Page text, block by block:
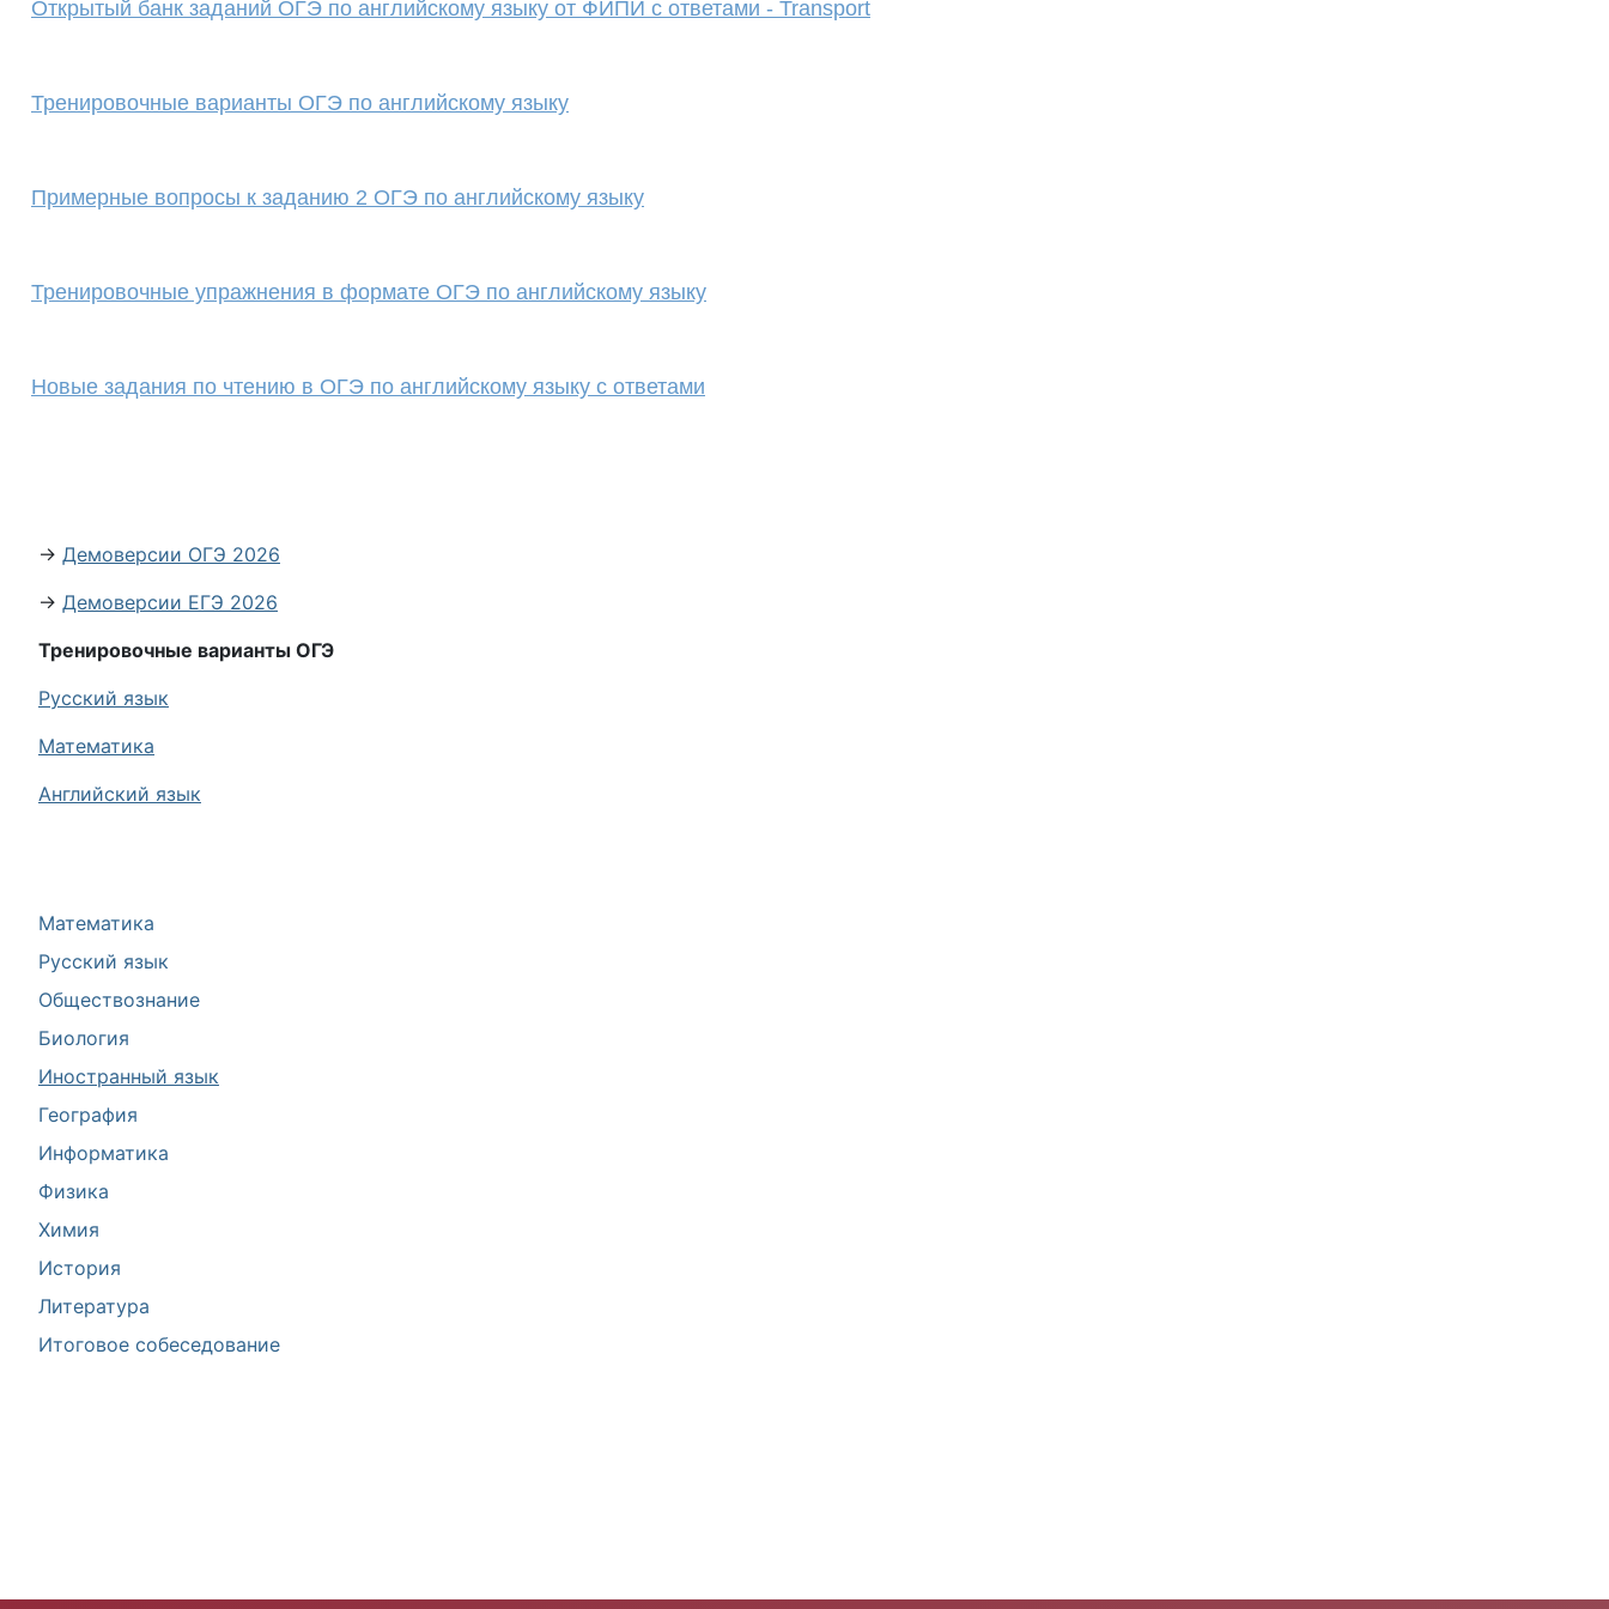
Математика
Русский язык
Обществознание
Биология
Иностранный язык
География
Информатика
Физика
Химия
История
Литература
Итоговое собеседование
Открытый банк заданий ОГЭ по английскому языку от ФИПИ с ответами - Transport
Тренировочные варианты ОГЭ по английскому языку
Примерные вопросы к заданию 2 ОГЭ по английскому языку
Тренировочные упражнения в формате ОГЭ по английскому языку
Новые задания по чтению в ОГЭ по английскому языку с ответами
→ Демоверсии ОГЭ 2026
→ Демоверсии ЕГЭ 2026
Тренировочные варианты ОГЭ
Русский язык
Математика
Английский язык